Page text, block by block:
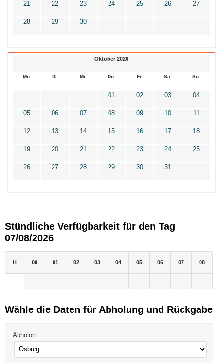
21 22 23 24 25 26 27
28 29 30
Oktober 2026
Mo. Di. Mi. Do. Fr. Sa. So.
01 02 03 04
05 06 07 08 09 10 11
12 13 14 15 16 17 18
19 20 21 22 23 24 25
26 27 28 29 30 31
Stündliche Verfügbarkeit für den Tag
07/08/2026
H 00 01 02 03 04 05 06 07 08
Wähle die Daten für Abholung und Rückgabe
Abholort